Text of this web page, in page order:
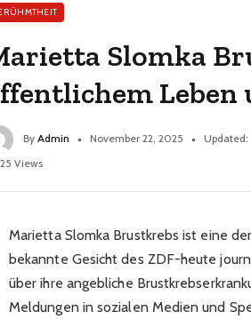
Slomka
Leben
By Admin November 22, 2025 Updated:
25 Views
Marietta Slomka Brustkrebs ist eine
bekannte Gesicht des ZDF-heute
über ihre angebliche
Meldungen in sozialen Medien und